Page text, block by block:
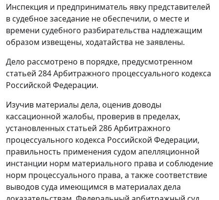
Инспекция и предприниматель явку представителей
в судебное заседание не обеспечили, о месте и
времени судебного разбирательства надлежащим
образом извещены, ходатайства не заявлены.
Дело рассмотрено в порядке, предусмотренном
статьей 284Арбитражного процессуального кодекса
Российской Федерации.
Изучив материалы дела, оценив доводы
кассационной жалобы, проверив в пределах,
установленных статьей 286Арбитражного
процессуального кодекса Российской Федерации,
правильность применения судом апелляционной
инстанции норм материального права и соблюдение
норм процессуального права, а также соответствие
выводов суда имеющимся в материалах дела